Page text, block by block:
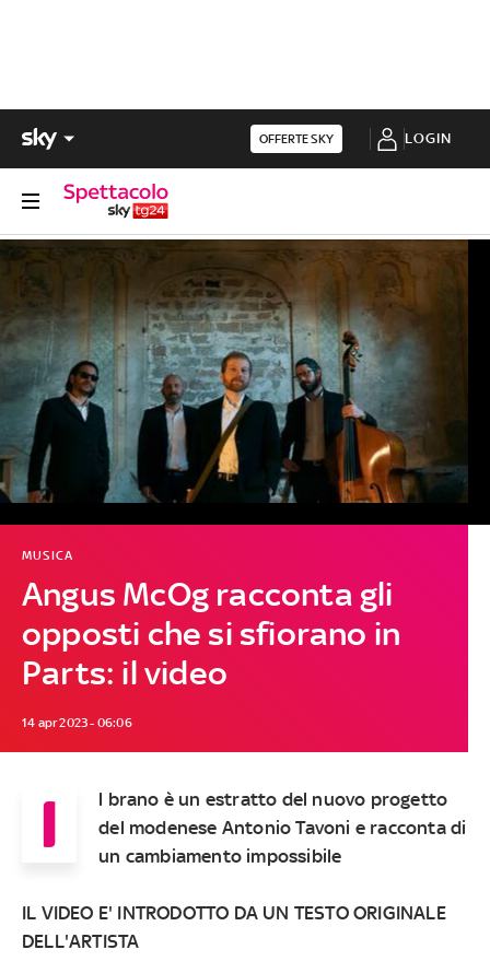
OFFERTE SKY LOGIN
Angus McOg racconta gli
opposti che si sfiorano in
Parts: il video
MUSICA
14 apr 2023 - 06:06
I
l brano è un estratto del nuovo progetto
del modenese Antonio Tavoni e racconta di
un cambiamento impossibile
IL VIDEO E' INTRODOTTO DA UN TESTO ORIGINALE
DELL'ARTISTA